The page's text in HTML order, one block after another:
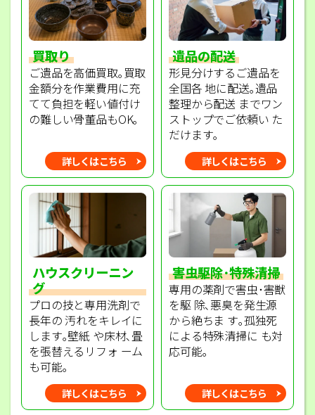
買取り
ご遺品を高価買取｡買取
金額分を作業費用に充
てて負担を軽い値付け
の難しい骨董品もOK｡
詳しくはこちら
遺品の配送
形見分けするご遺品を
全国各 地に配送｡遺品
整理から配送 までワン
ストップでご依頼い た
だけます｡
詳しくはこちら
ハウスクリーニン
グ
プロの技と専用洗剤で
長年の 汚れをキレイに
します｡壁紙 や床材､畳
を張替えるリフォ ーム
も可能｡
詳しくはこちら
害虫駆除･特殊清掃
専用の薬剤で害虫･害獣
を駆 除､悪臭を発生源
から絶ちま す｡孤独死
による特殊清掃に も対
応可能｡
詳しくはこちら